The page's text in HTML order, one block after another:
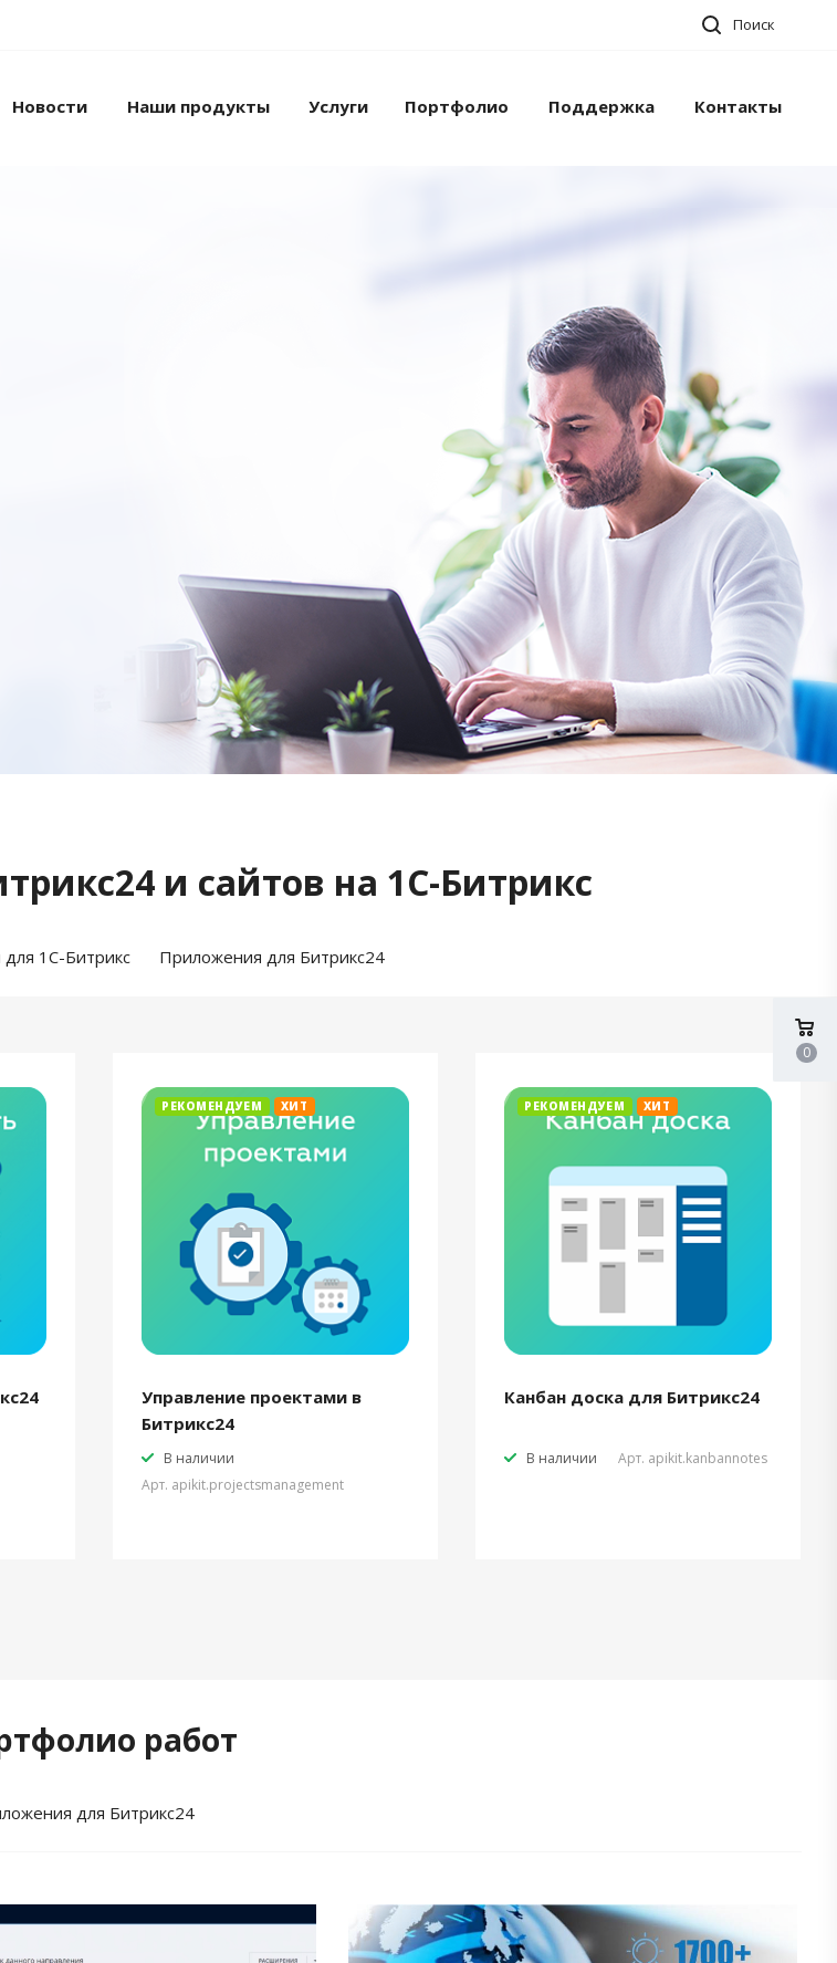
Поиск
Новости Наши продукты Услуги Портфолио Поддержка Контакты
и сайтов на 1С-Битрикс
1С-Битрикс Приложения для Битрикс24
РЕКОМЕНДУЕМ ХИТ
Управление проектами в
Битрикс24
В наличии
Арт. apikit.projectsmanagement
РЕКОМЕНДУЕМ ХИТ
Канбан доска для Битрикс24
В наличии Арт. apikit.kanbannotes
работ
для Битрикс24
0